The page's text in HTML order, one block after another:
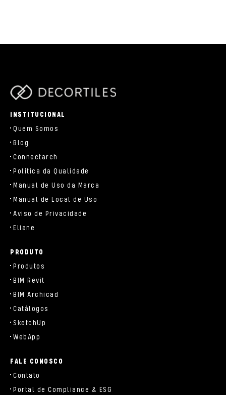
INSTITUCIONAL
Quem Somos
Blog
Connectarch
Política da Qualidade
Manual de Uso da Marca
Manual de Local de Uso
Aviso de Privacidade
Eliane
PRODUTO
Produtos
BIM Revit
BIM Archicad
Catálogos
SketchUp
WebApp
FALE CONOSCO
Contato
Portal de Compliance & ESG